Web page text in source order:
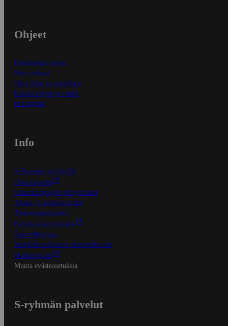
Ohjeet
Ensitilaajan ohjeet
Näin maksat
Näin tilaat ja muokkaat
Kaikki ohjeet ja vinkit
In English
Info
S-Business yrityksille
Oiva-raportit
Osuuskauppojen yhteystiedot
Tilaus- ja toimitusehdot
Tietosuojakäytäntö
Palvelun käyttöehdot
Saavutettavuus
Mobiilisovelluksen saavutettavuus
Mainostajalle
Muuta evästeasetuksia
S-ryhmän palvelut